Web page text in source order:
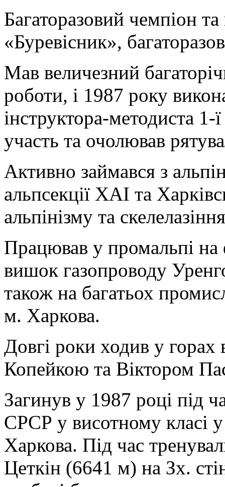
Багаторазовий чемпіон
«Буревісник»,
Мав величезний
роботи, і 1987 року
інструктора-методиста 1-
участь та очолював
Активно займався з
альпсекції ХАІ та
альпінізму та
Працював у промальпі на
вишок газопроводу
також на багатьох
м. Харкова.
Довгі роки ходив у горах
Копейкою та Віктором
Загинув у 1987 році під
СРСР у висотному класі
Харкова. Під час
Цеткін (6641 м) на Зх.